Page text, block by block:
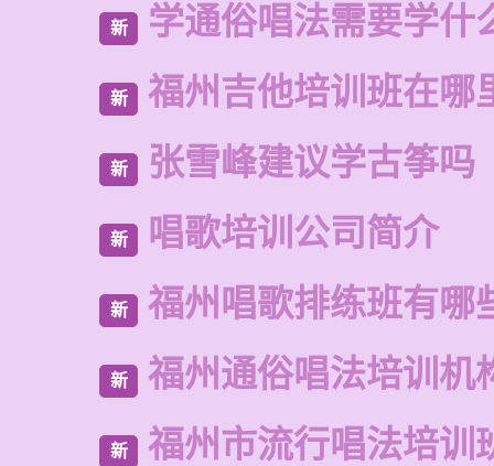
新 学通俗唱法需要学什
新 福州吉他培训班在哪
新 张雪峰建议学古筝吗
新 唱歌培训公司简介
新 福州唱歌排练班有哪
新 福州通俗唱法培训机
新 福州市流行唱法培训